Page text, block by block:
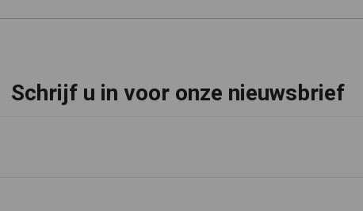
Schrijf u in voor onze nieuwsbrief